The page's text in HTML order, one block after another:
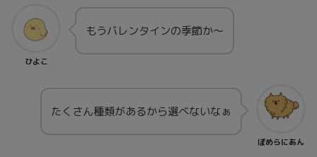
ひよこ
もうバレンタインの季節か〜
ぽめらにあん
たくさん種類があるから選べないなぁ